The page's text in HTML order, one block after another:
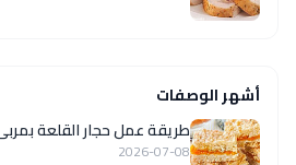
أشهر الوصفات
طريقة عمل حجار القلعة
2026-07-08